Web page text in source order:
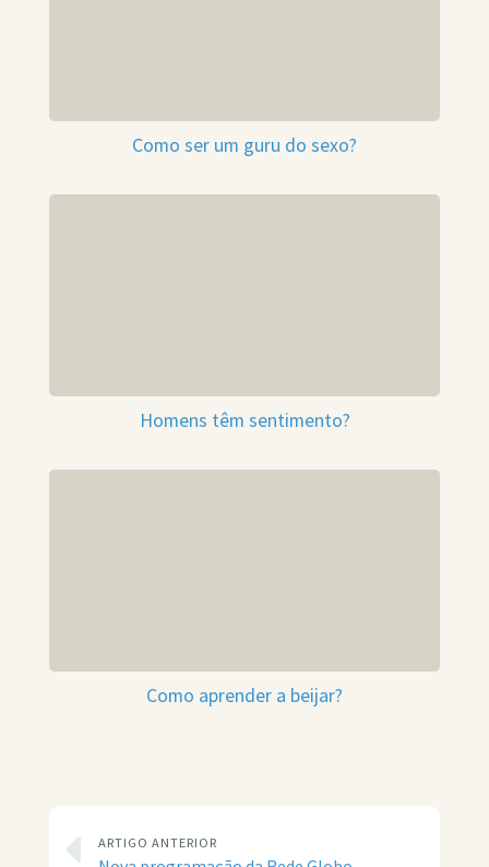
Como ser um guru do sexo?
Homens têm sentimento?
Como aprender a beijar?
ARTIGO ANTERIOR